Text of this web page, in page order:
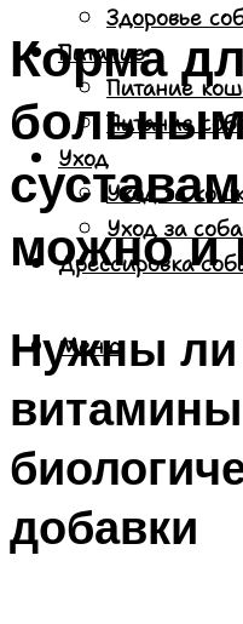
Здоровье
Питание
Питание
Питание
Уход
Уход за
Уход за
Дрессировка
Меню
Корма
можно и
Нужны
добавки